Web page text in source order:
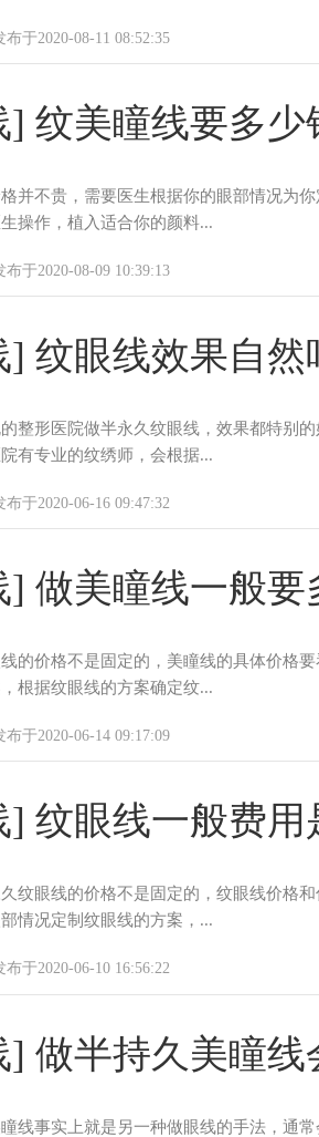
布于2020-08-11 08:52:35
] 纹美瞳线要多少
并不贵，需要医生根据你的眼部情况为
操作，植入适合你的颜料...
布于2020-08-09 10:39:13
] 纹眼线效果自然
整形医院做半永久纹眼线，效果都特别
有专业的纹绣师，会根据...
布于2020-06-16 09:47:32
] 做美瞳线一般要
的价格不是固定的，美瞳线的具体价格
根据纹眼线的方案确定纹...
布于2020-06-14 09:17:09
] 纹眼线一般费用
纹眼线的价格不是固定的，纹眼线价格
情况定制纹眼线的方案，...
布于2020-06-10 16:56:22
] 做半持久美瞳
线事实上就是另一种做眼线的手法，通